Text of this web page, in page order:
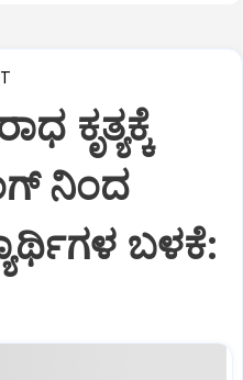
ಕೃತ್ಯಕ್ಕೆ
ನಿಂದ
ಬಳಕೆ: